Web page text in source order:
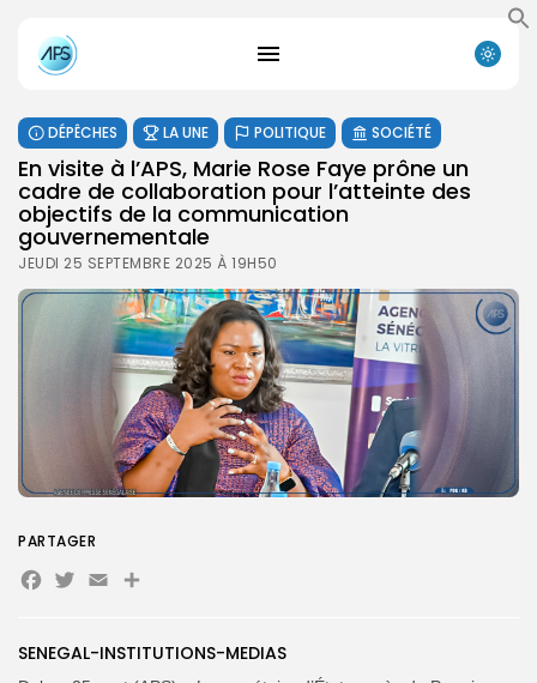
DÉPÊCHES LA UNE POLITIQUE SOCIÉTÉ
En visite à l’APS, Marie Rose Faye prône un
cadre de collaboration pour l’atteinte des
objectifs de la communication
gouvernementale
JEUDI 25 SEPTEMBRE 2025 À 19H50
SENEGAL-INSTITUTIONS-MEDIAS
PARTAGER
Facebook
Twitter
EmailPartager